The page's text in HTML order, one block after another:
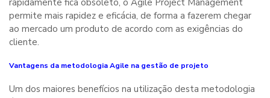
rapidamente fica obsoleto, o Agile Project Management
permite mais rapidez e eficácia, de forma a fazerem chegar
ao mercado um produto de acordo com as exigências do
cliente.
Vantagens da metodologia Agile na gestão de projeto
Um dos maiores benefícios na utilização desta metodologia